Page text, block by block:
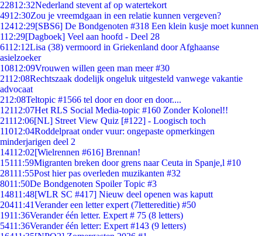
22812:32Nederland stevent af op watertekort
4912:30Zou je vreemdgaan in een relatie kunnen vergeven?
12412:29[SBS6] De Bondgenoten #318 Een klein kusje moet kunnen
112:29[Dagboek] Veel aan hoofd - Deel 28
6112:12Lisa (38) vermoord in Griekenland door Afghaanse
asielzoeker
10812:09Vrouwen willen geen man meer #30
2112:08Rechtszaak dodelijk ongeluk uitgesteld vanwege vakantie
advocaat
212:08Teltopic #1566 tel door en door en door....
12112:07Het RLS Social Media-topic #160 Zonder Kolonel!!
21112:06[NL] Street View Quiz [#122] - Loogisch toch
11012:04Roddelpraat onder vuur: ongepaste opmerkingen
minderjarigen deel 2
14112:02[Wielrennen #616] Brennan!
15111:59Migranten breken door grens naar Ceuta in Spanje,l #10
28111:55Post hier pas overleden muzikanten #32
8011:50De Bondgenoten Spoiler Topic #3
14811:48[WLR SC #417] Nieuw deel openen was kaputt
20411:41Verander een letter expert (7lettereditie) #50
1911:36Verander één letter. Expert # 75 (8 letters)
5411:36Verander één letter: Expert #143 (9 letters)